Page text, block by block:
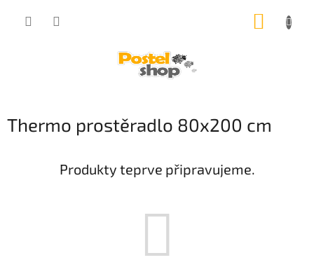
Thermo prostěradlo 80x200 cm
Produkty teprve připravujeme.